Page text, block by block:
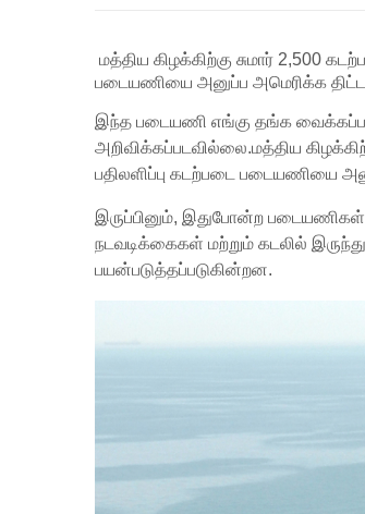
மத்திய கிழக்கிற்கு சுமார் 2,500
படையணியை அனுப்ப அமெரிக்க
இந்த படையணி எங்கு தங்க
அறிவிக்கப்படவில்லை.மத்திய
பதிலளிப்பு கடற்படை படையணியை
இருப்பினும், இதுபோன்ற
நடவடிக்கைகள் மற்றும் கடலில்
பயன்படுத்தப்படுகின்றன.